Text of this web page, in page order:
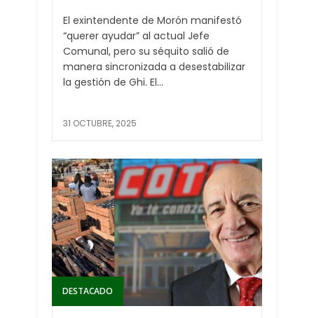
El exintendente de Morón manifestó
“querer ayudar” al actual Jefe
Comunal, pero su séquito salió de
manera sincronizada a desestabilizar
la gestión de Ghi. El...
31 OCTUBRE, 2025
DESTACADO